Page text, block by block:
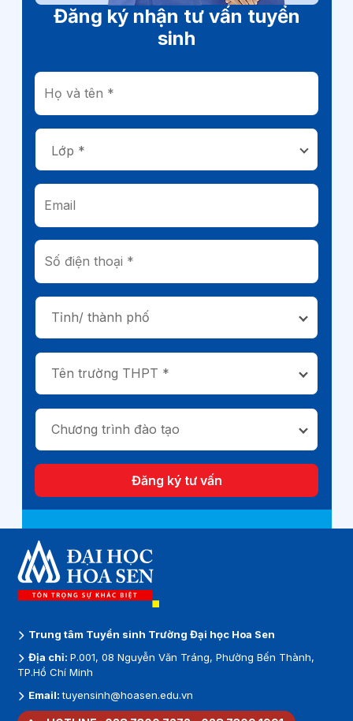
Đăng ký nhận tư vấn tuyển
sinh
Tỉnh/ thành phố
Tên trường THPT *
Chương trình đào tạo
Đăng ký tư vấn
Trung tâm Tuyển sinh Trường Đại học Hoa Sen
Địa chỉ:P.001, 08 Nguyễn Văn Tráng, Phường Bến Thành,
TP.Hồ Chí Minh
Email:tuyensinh@hoasen.edu.vn